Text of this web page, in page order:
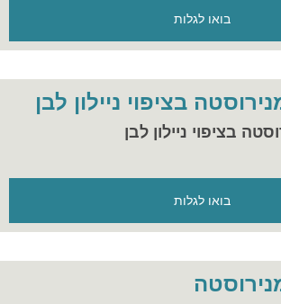
בואו לגלות
בציפוי ניילון לבן
בציפוי ניילון לבן
בואו לגלות